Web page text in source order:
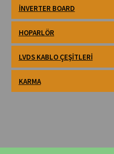
İNVERTER BOARD
HOPARLÖR
LVDS KABLO ÇEŞITLERI
KARMA